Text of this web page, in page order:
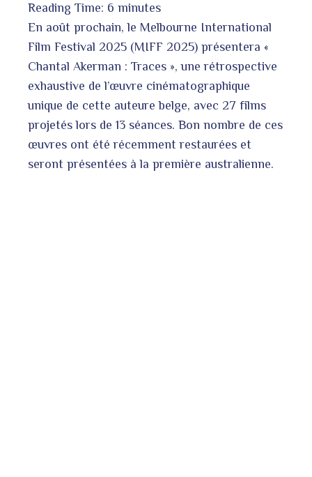
Reading Time: 6 minutes
En août prochain, le Melbourne International
Film Festival 2025 (MIFF 2025) présentera «
Chantal Akerman : Traces », une rétrospective
exhaustive de l’œuvre cinématographique
unique de cette auteure belge, avec 27 films
projetés lors de 13 séances. Bon nombre de ces
œuvres ont été récemment restaurées et
seront présentées à la première australienne.